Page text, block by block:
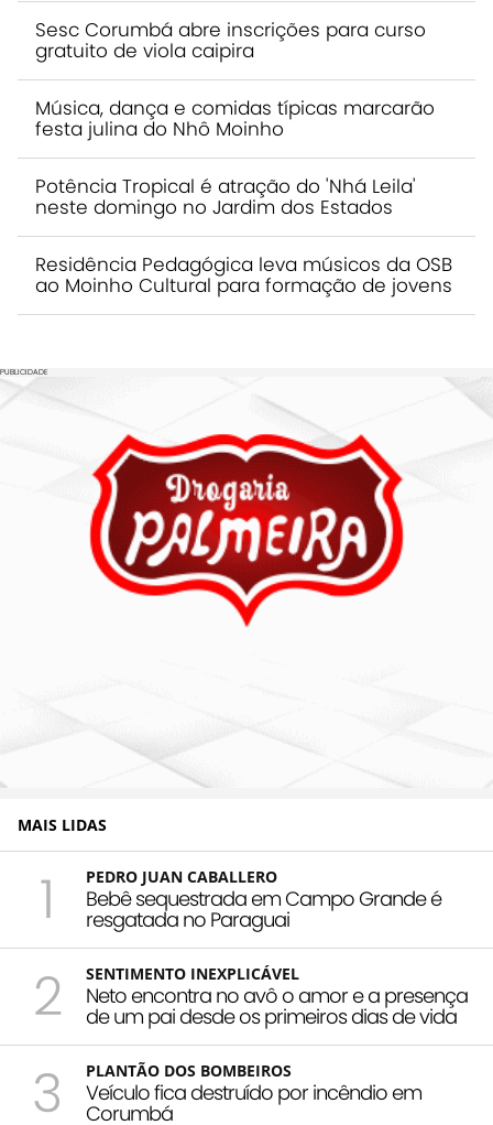
Sesc Corumbá abre inscrições para curso
gratuito de viola caipira
Música, dança e comidas típicas marcarão
festa julina do Nhô Moinho
Potência Tropical é atração do 'Nhá Leila'
neste domingo no Jardim dos Estados
Residência Pedagógica leva músicos da OSB
ao Moinho Cultural para formação de jovens
PUBLICIDADE
MAIS LIDAS
1 PEDRO JUAN CABALLERO
Bebê sequestrada em Campo Grande é
resgatada no Paraguai
2 SENTIMENTO INEXPLICÁVEL
Neto encontra no avô o amor e a presença
de um pai desde os primeiros dias de vida
3 PLANTÃO DOS BOMBEIROS
Veículo fica destruído por incêndio em
Corumbá